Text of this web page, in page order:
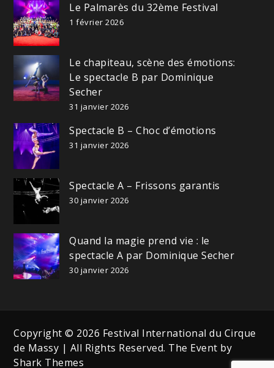
Le Palmarès du 32ème Festival
1 février 2026
Le chapiteau, scène des émotions:
Le spectacle B par Dominique
Secher
31 janvier 2026
Spectacle B – Choc d’émotions
31 janvier 2026
Spectacle A – Frissons garantis
30 janvier 2026
Quand la magie prend vie : le
spectacle A par Dominique Secher
30 janvier 2026
Copyright © 2026 Festival International du Cirque
de Massy | All Rights Reserved. The Event by
Shark Themes